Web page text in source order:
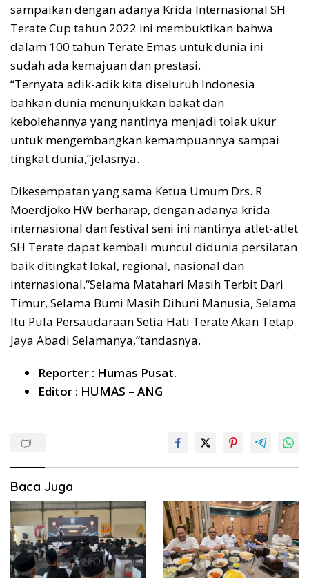
sampaikan dengan adanya Krida Internasional SH
Terate Cup tahun 2022 ini membuktikan bahwa
dalam 100 tahun Terate Emas untuk dunia ini
sudah ada kemajuan dan prestasi.
“Ternyata adik-adik kita diseluruh Indonesia
bahkan dunia menunjukkan bakat dan
kebolehannya yang nantinya menjadi tolak ukur
untuk mengembangkan kemampuannya sampai
tingkat dunia,”jelasnya.
Dikesempatan yang sama Ketua Umum Drs. R
Moerdjoko HW berharap, dengan adanya krida
internasional dan festival seni ini nantinya atlet-atlet
SH Terate dapat kembali muncul didunia persilatan
baik ditingkat lokal, regional, nasional dan
internasional.“Selama Matahari Masih Terbit Dari
Timur, Selama Bumi Masih Dihuni Manusia, Selama
Itu Pula Persaudaraan Setia Hati Terate Akan Tetap
Jaya Abadi Selamanya,”tandasnya.
Reporter : Humas Pusat.
Editor : HUMAS – ANG
Baca Juga